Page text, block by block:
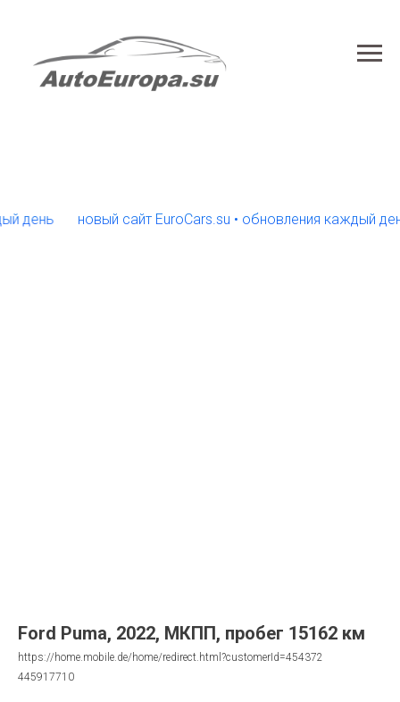
новый сайт EuroCars.su • обновления каждый день
Ford Puma, 2022, МКПП, пробег 15162 км
https://home.mobile.de/home/redirect.html?customerId=454372
445917710